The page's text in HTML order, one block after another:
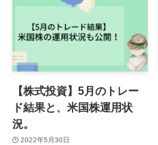
【株式投資】5月のトレー
ド結果と、米国株運用状
況。
2022年5月30日